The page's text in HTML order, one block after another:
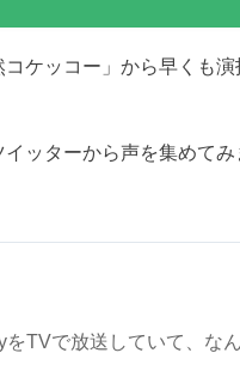
ケッコー」から早くも
イッターから声を集めて
をTVで放送していて、な